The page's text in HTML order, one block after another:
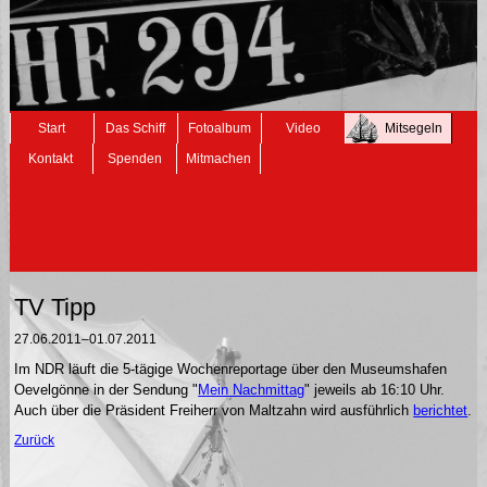
Navigation
überspringen
Start Das Schiff Fotoalbum Video
Mitsegeln
Kontakt
Spenden Mitmachen
TV Tipp
27.06.2011–01.07.2011
Im NDR läuft die 5-tägige Wochenreportage über den Museumshafen
Oevelgönne in der Sendung " Mein Nachmittag" jeweils ab 16:10 Uhr.
Auch über die Präsident Freiherr von Maltzahn wird ausführlich berichtet
Zurück